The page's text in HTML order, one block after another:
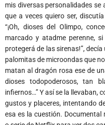
mis diversas personalidades
que a veces quiero ser,
“¡Oh, dioses del Olimpo,
marcado y atadme perenne,
protegerá de las sirenas!”,
palomitas de microondas que
matan al dragón rosa ese de
dioses todopoderosos, tan
infiernos…” Y así se la llevaban,
gustos y placeres, intentando
esa es la cuestión.